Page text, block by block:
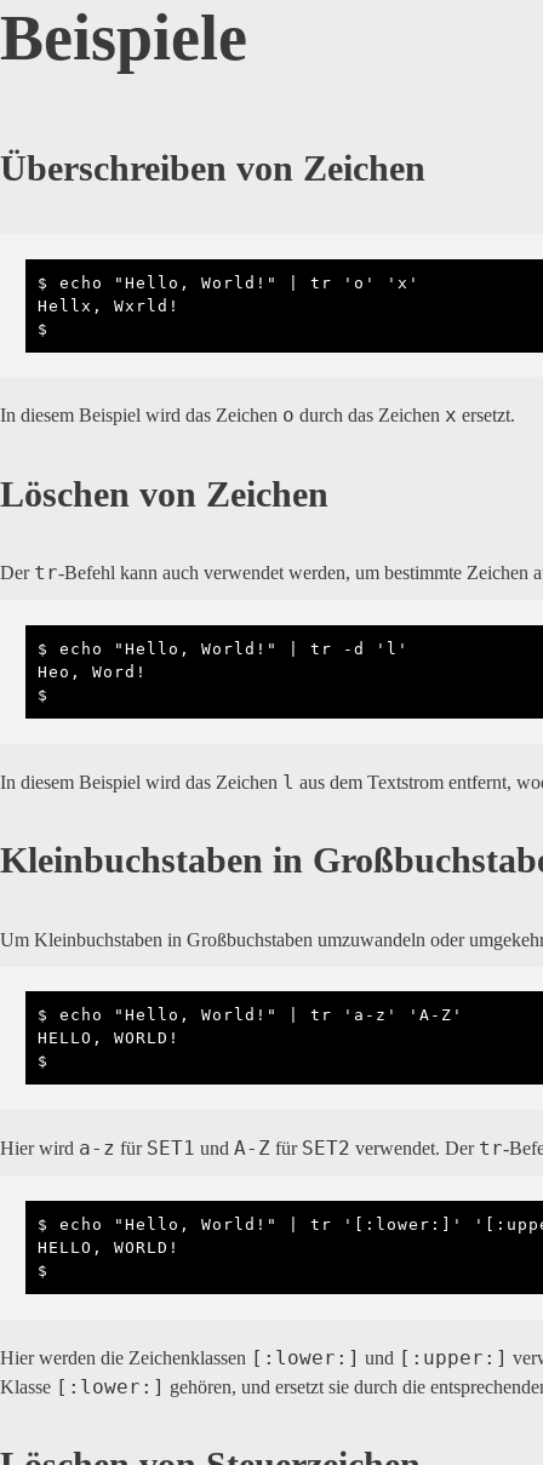
Beispiele
Überschreiben von Zeichen
$ echo "Hello, World!" | tr 'o' 'x'
Hellx, Wxrld!
$
In diesem Beispiel wird das Zeichen o durch das Zeichen x ersetzt.
Löschen von Zeichen
Der tr-Befehl kann auch verwendet werden, um bestimmte Zeichen
$ echo "Hello, World!" | tr -d 'l'
Heo, Word!
$
In diesem Beispiel wird das Zeichen l aus dem Textstrom entfernt,
Kleinbuchstaben in
Um Kleinbuchstaben in Großbuchstaben umzuwandeln oder
$ echo "Hello, World!" | tr 'a-z' 'A-Z'
HELLO, WORLD!
$
Hier wird a-z für SET1 und A-Z für SET2 verwendet. Der tr-
$ echo "Hello, World!" | tr '[:lower:]'
HELLO, WORLD!
$
Hier werden die Zeichenklassen [:lower:] und [:upper:]
Klasse [:lower:] gehören, und ersetzt sie durch die